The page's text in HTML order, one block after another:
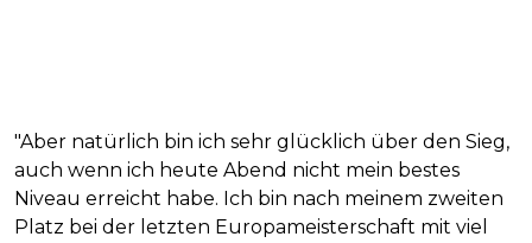
"Aber natürlich bin ich sehr glücklich über den Sieg,
auch wenn ich heute Abend nicht mein bestes
Niveau erreicht habe. Ich bin nach meinem zweiten
Platz bei der letzten Europameisterschaft mit viel